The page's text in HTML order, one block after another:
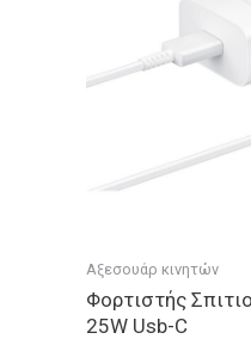
Αξεσουάρ κινητών
Φορτιστής
25W Usb-C